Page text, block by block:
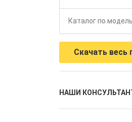
Каталог по
Скачать весь
НАШИ